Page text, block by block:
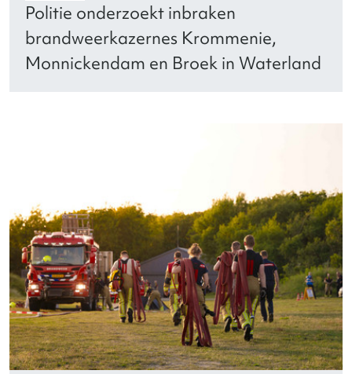
Politie onderzoekt inbraken
brandweerkazernes Krommenie,
Monnickendam en Broek in Waterland